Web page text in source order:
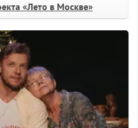
«Лето в Москве»